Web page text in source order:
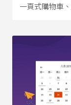
一頁式購物車